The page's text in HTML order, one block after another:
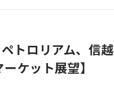
トロリアム、信越
ケット展望】